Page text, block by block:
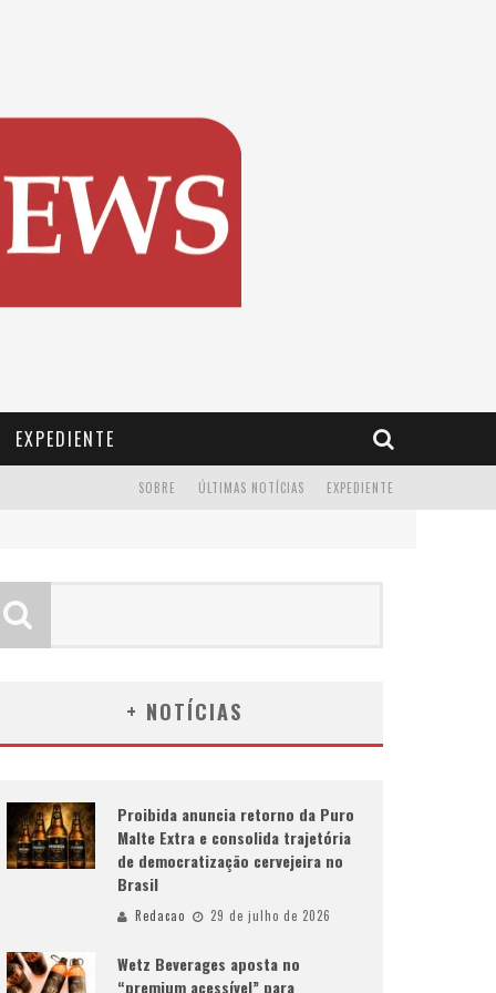
EXPEDIENTE
EXPEDIENTE
ÚLTIMAS NOTÍCIAS
SOBRE
+ NOTÍCIAS
Proibida anuncia retorno da Puro
Malte Extra e consolida trajetória
de democratização cervejeira no
Brasil
Redacao 29 de julho de 2026
Wetz Beverages aposta no
“premium acessível” para